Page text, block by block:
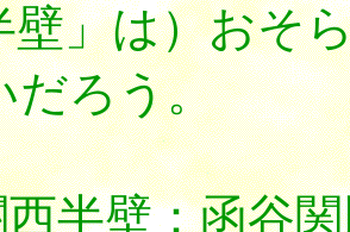
壁」は）おそ
だろう。
半壁：函谷